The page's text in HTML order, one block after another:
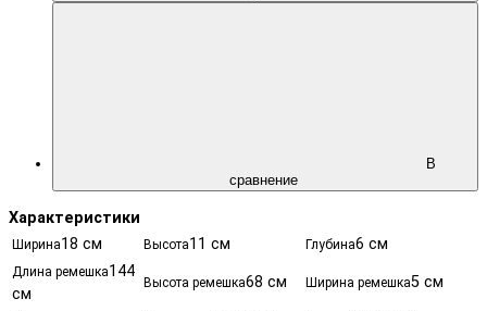
В
сравнение
Характеристики
Ширина18 см Высота11 см Глубина6 см
Длина ремешка144
см
Высота ремешка68 см Ширина ремешка5 см